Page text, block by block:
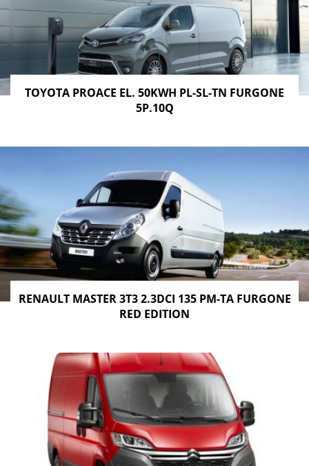
TOYOTA PROACE EL. 50KWH PL-SL-TN FURGONE
5P.10Q
RENAULT MASTER 3T3 2.3DCI 135 PM-TA FURGONE
RED EDITION